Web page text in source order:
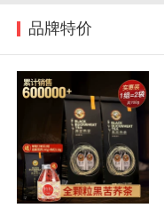
品牌特价